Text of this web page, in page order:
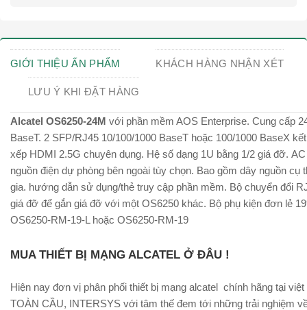
GIỚI THIỆU ẤN PHẨM KHÁCH HÀNG NHẬN XÉT
LƯU Ý KHI ĐẶT HÀNG
Alcatel OS6250-24M với phần mềm AOS Enterprise. Cung cấp
BaseT. 2 SFP/RJ45 10/100/1000 BaseT hoặc 100/1000 BaseX
xếp HDMI 2.5G chuyên dụng. Hệ số dạng 1U bằng 1/2 giá đỡ.
nguồn điện dự phòng bên ngoài tùy chọn. Bao gồm dây nguồn cụ
gia. hướng dẫn sử dụng/thẻ truy cập phần mềm. Bộ chuyển đổi
giá đỡ để gắn giá đỡ với một OS6250 khác. Bộ phụ kiện đơn lẻ
OS6250-RM-19-L hoặc OS6250-RM-19
MUA THIẾT BỊ MẠNG ALCATEL Ở ĐÂU !
Hiện nay đơn vị phân phối thiết bị mạng alcatel chính hãng tại
TOÀN CẦU, INTERSYS với tâm thế đem tới những trải nghiệm